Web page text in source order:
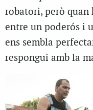
robatori, però quan
entre un poderós i
ens sembla
respongui amb la